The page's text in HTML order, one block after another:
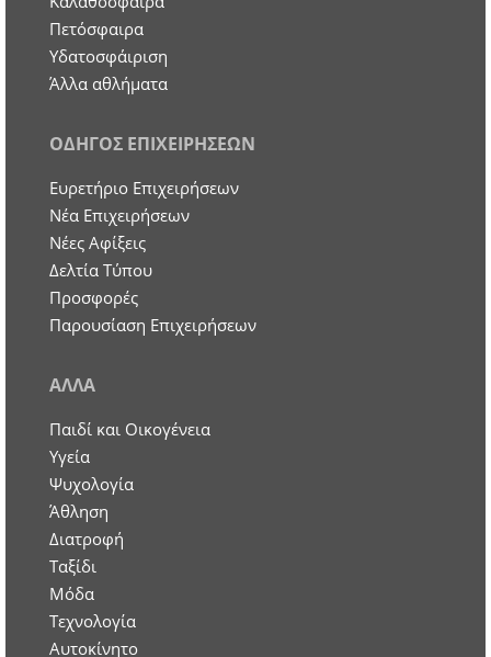
Πετόσφαιρα
Υδατοσφάιριση
Άλλα αθλήματα
ΟΔΗΓΟΣ ΕΠΙΧΕΙΡΗΣΕΩΝ
Ευρετήριο Επιχειρήσεων
Nέα Επιχειρήσεων
Νέες Αφίξεις
Δελτία Τύπου
Προσφορές
Παρουσίαση Επιχειρήσεων
ΑΛΛΑ
Παιδί και Οικογένεια
Υγεία
Ψυχολογία
Άθληση
Διατροφή
Ταξίδι
Μόδα
Τεχνολογία
Αυτοκίνητο